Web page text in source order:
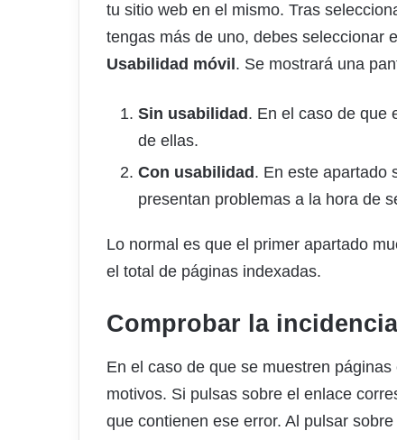
tu sitio web en el mismo. Tras
tengas más de uno, debes seleccionar
Usabilidad móvil . Se mostrará una
Sin usabilidad . En el caso de que
de ellas.
Con usabilidad . En este apartado
presentan problemas a la hora de
Lo normal es que el primer apartado
el total de páginas indexadas.
Comprobar la
En el caso de que se muestren
motivos. Si pulsas sobre el enlace
que contienen ese error. Al pulsar